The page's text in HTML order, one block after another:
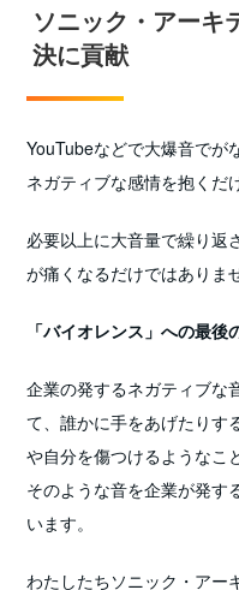
ソニック・アーキ
決に貢献
YouTubeなどで大爆音でが
ネガティブな感情を抱くだ
必要以上に大音量で繰り返
が痛くなるだけではありま
「バイオレンス」への最後
企業の発するネガティブな
て、誰かに手をあげたりす
や自分を傷つけるようなこ
そのような音を企業が発す
います。
わたしたちソニック・アー